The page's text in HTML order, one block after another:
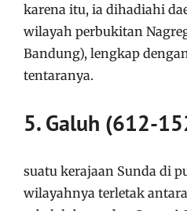
karena itu, ia dihadiahi
wilayah perbukitan
Bandung), lengkap
tentaranya.
5. Galuh (612-
suatu kerajaan Sunda di
wilayahnya terletak